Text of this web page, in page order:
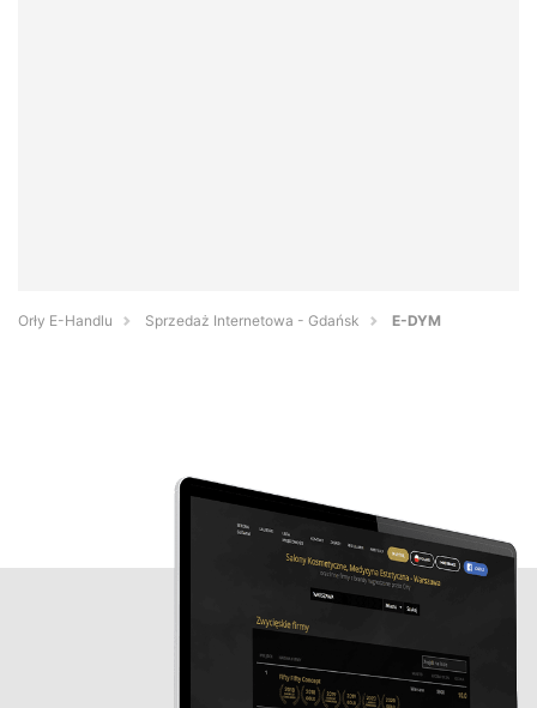
Orły E-Handlu Sprzedaż Internetowa - Gdańsk E-DYM